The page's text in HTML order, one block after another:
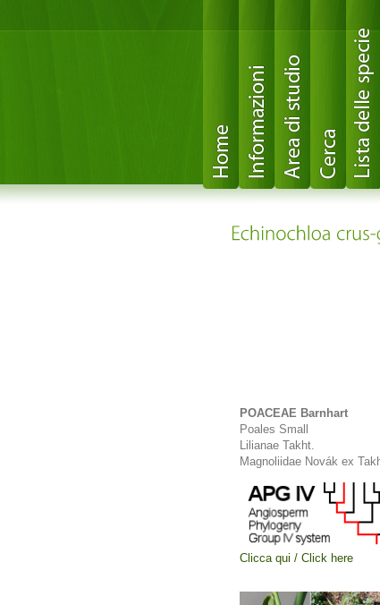
POACEAE Barnhart
Poales Small
Lilianae Takht.
Magnoliidae Novák ex
Clicca qui / Click here